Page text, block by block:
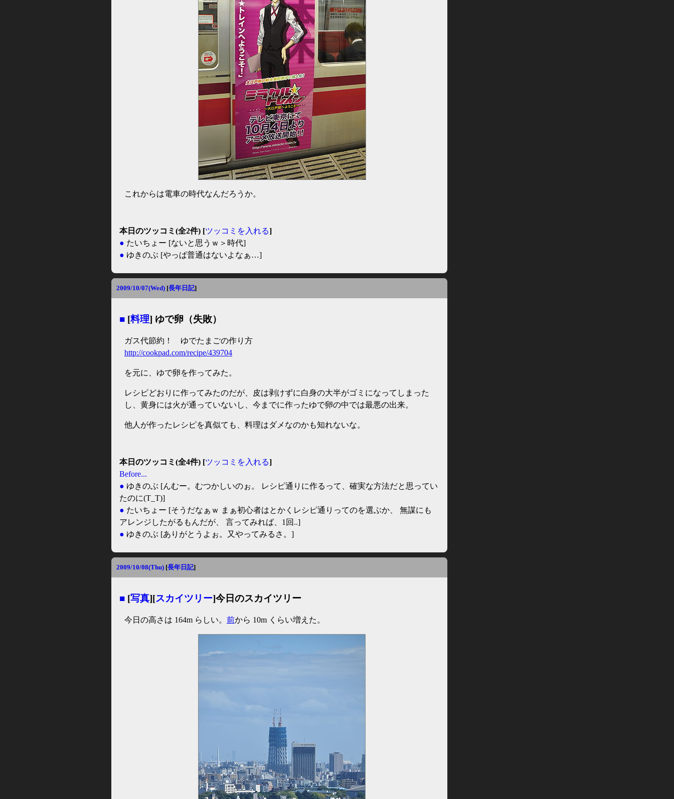
これからは電車の時代なんだろうか。
本日のツッコミ(全2件) [ツッコミを入れる]
● たいちょー [ないと思うｗ＞時代]
● ゆきのぶ [やっぱ普通はないよなぁ…]
2009/10/07(Wed) [長年日記]
■ [料理] ゆで卵（失敗）
ガス代節約！ ゆでたまごの作り方
http://cookpad.com/recipe/439704
を元に、ゆで卵を作ってみた。
レシピどおりに作ってみたのだが、皮は剥けずに白身の大半がゴミになってしまった
し、黄身には火が通っていないし、今までに作ったゆで卵の中では最悪の出来。
他人が作ったレシピを真似ても、料理はダメなのかも知れないな。
本日のツッコミ(全4件) [ツッコミを入れる]
Before...
● ゆきのぶ [んむー。むつかしいのぉ。 レシピ通りに作るって、確実な方法だと思ってい
たのに(T_T)]
● たいちょー [そうだなぁｗ まぁ初心者はとかくレシピ通りってのを選ぶか、 無謀にも
アレンジしたがるもんだが、 言ってみれば、1回..]
● ゆきのぶ [ありがとうよぉ。又やってみるさ。]
2009/10/08(Thu) [長年日記]
■ [写真][スカイツリー]今日のスカイツリー
今日の高さは 164m らしい。 前から 10m くらい増えた。